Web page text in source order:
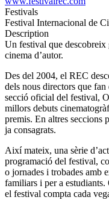
Festivals
Festival Internacional de
Description
Un festival que
cinema d’autor.
Des del 2004, el REC
dels nous directors que
secció oficial del festival,
millors debuts
premis. En altres seccions
ja consagrats.
Així mateix, una sèrie
programació del festival,
o jornades i trobades amb
familiars i per a
el festival compta cada